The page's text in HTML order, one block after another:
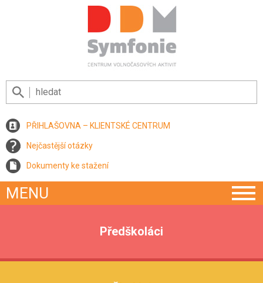
PŘIHLAŠOVNA – KLIENTSKÉ CENTRUM
Nejčastější otázky
Dokumenty ke stažení
MENU
Předškoláci